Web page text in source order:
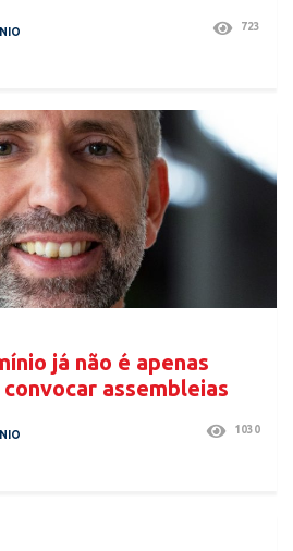
723
já não é apenas
assembleias
1030